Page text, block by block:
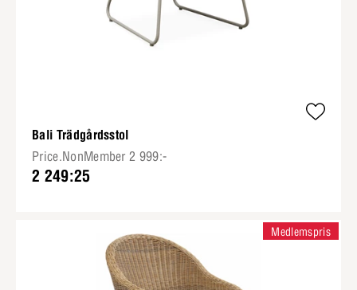
Bali Trädgårdsstol
Price.NonMember 2 999:-
2 249:25
Medlemspris